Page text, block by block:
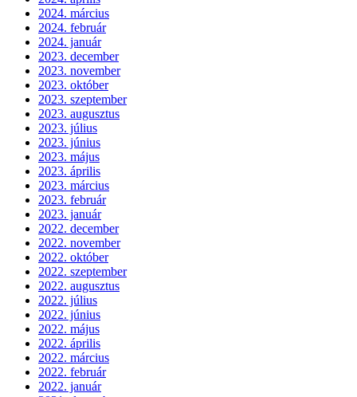
2024. március
2024. február
2024. január
2023. december
2023. november
2023. október
2023. szeptember
2023. augusztus
2023. július
2023. június
2023. május
2023. április
2023. március
2023. február
2023. január
2022. december
2022. november
2022. október
2022. szeptember
2022. augusztus
2022. július
2022. június
2022. május
2022. április
2022. március
2022. február
2022. január